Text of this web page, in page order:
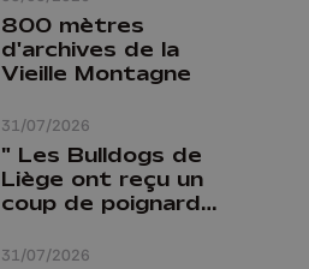
31/07/2026
800 mètres
d'archives de la
Vieille Montagne
31/07/2026
" Les Bulldogs de
Liège ont reçu un
coup de poignard